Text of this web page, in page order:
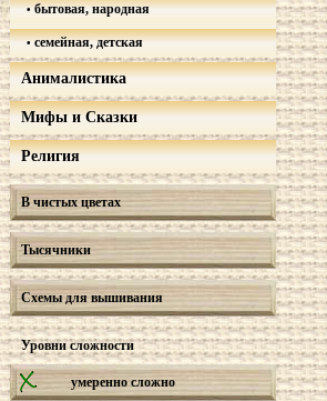
бытовая, народная
семейная, детская
Анималистика
Мифы и Сказки
Религия
В чистых цветах
Тысячники
Схемы для вышивания
Уровни сложности
умеренно сложно